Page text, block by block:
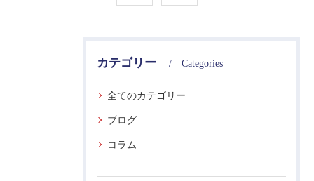
カテゴリー Categories
全てのカテゴリー
ブログ
コラム